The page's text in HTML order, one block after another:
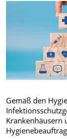
Gemäß den
Krankenhäusern